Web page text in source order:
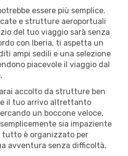
essere più semplice.
e strutture aeroportuali
del tuo viaggio sarà senza
con Iberia, ti aspetta un
ampi sedili e una selezione
piacevole il viaggio dal
accolto da strutture ben
il tuo arrivo altrettanto
un boccone veloce,
sia impaziente
tutto è organizzato per
avventura senza difficoltà.